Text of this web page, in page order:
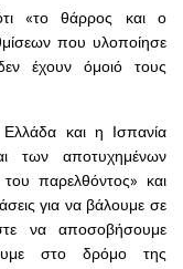
«το θάρρος και ο
που υλοποίησε
έχουν όμοιό τους
και η Ισπανία
των αποτυχημένων
παρελθόντος» και
για να βάλουμε σε
να αποσοβήσουμε
στο δρόμο της